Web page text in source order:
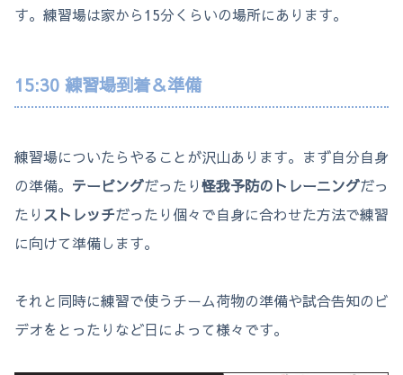
す。練習場は家から15分くらいの場所にあります。
15:30 練習場到着＆準備
練習場についたらやることが沢山あります。まず自分自身
の準備。 テーピングだったり怪我予防のトレーニングだっ
たり ストレッチだったり個々で自身に合わせた方法で練習
に向けて準備します。
それと同時に練習で使うチーム荷物の準備や試合告知のビ
デオをとったりなど日によって様々です。